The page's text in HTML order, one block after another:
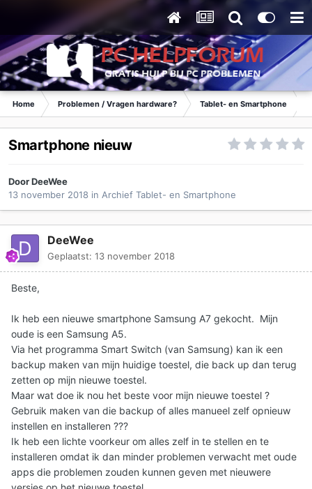
Home Problemen / Vragen hardware? Tablet- en Smartphone
Smartphone nieuw
DoorDeeWee
13 november 2018 in Archief Tablet- en Smartphone
DeeWee
Geplaatst: 13 november 2018
Beste,
Ik heb een nieuwe smartphone Samsung A7 gekocht. Mijn
oude is een Samsung A5.
Via het programma Smart Switch (van Samsung) kan ik een
backup maken van mijn huidige toestel, die back up dan terug
zetten op mijn nieuwe toestel.
Maar wat doe ik nou het beste voor mijn nieuwe toestel ?
Gebruik maken van die backup of alles manueel zelf opnieuw
instellen en installeren ???
Ik heb een lichte voorkeur om alles zelf in te stellen en te
installeren omdat ik dan minder problemen verwacht met oude
apps die problemen zouden kunnen geven met nieuwere